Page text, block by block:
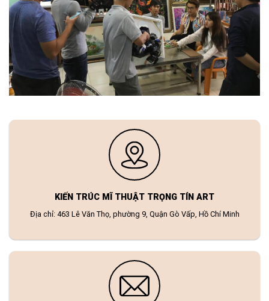
KIẾN TRÚC MĨ THUẬT TRỌNG TÍN ART
Địa chỉ: 463 Lê Văn Thọ, phường 9, Quận Gò Vấp, Hồ Chí Minh